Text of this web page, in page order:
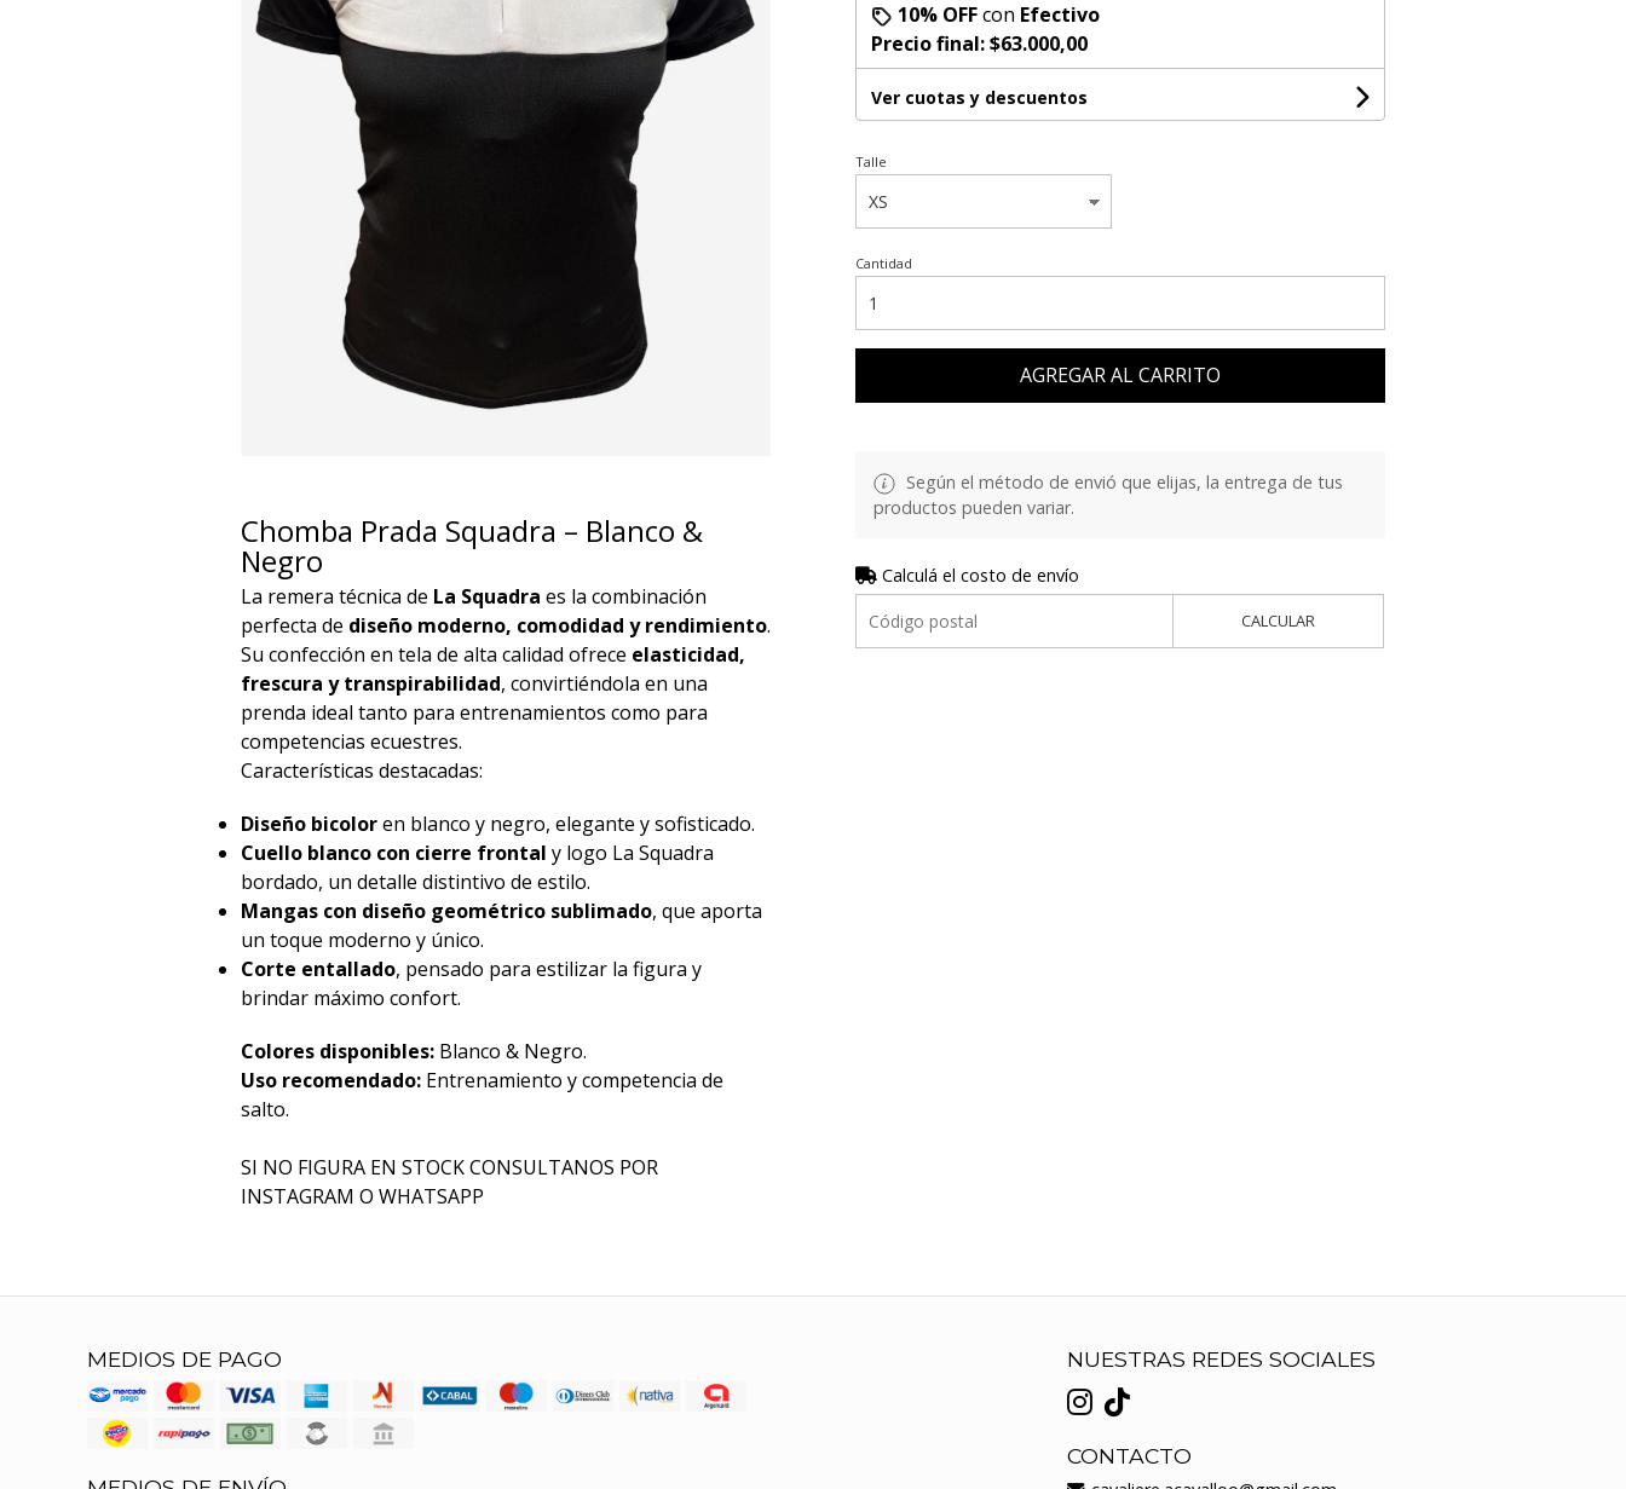
Chomba Prada Squadra – Blanco &
Negro
La remera técnica de La Squadra es la combinación
perfecta de diseño moderno, comodidad y rendimiento.
Su confección en tela de alta calidad ofrece elasticidad,
frescura y transpirabilidad, convirtiéndola en una
prenda ideal tanto para entrenamientos como para
competencias ecuestres.
Características destacadas:
Diseño bicoloren blanco y negro, elegante y sofisticado.
Cuello blanco con cierre frontal y logo La Squadra
bordado, un detalle distintivo de estilo.
Mangas con diseño geométrico sublimado, que aporta
un toque moderno y único.
Corte entallado, pensado para estilizar la figura y
brindar máximo confort.
Colores disponibles: Blanco & Negro.
Uso recomendado: Entrenamiento y competencia de
salto.
SI NO FIGURA EN STOCK CONSULTANOS POR
INSTAGRAM O WHATSAPP
10% OFFcon Efectivo
Precio final:$63.000,00
Ver cuotas y descuentos
Talle
Cantidad
AGREGAR AL CARRITO
Según el método de envió que elijas, la entrega de tus
productos pueden variar.
Calculá el costo de envío
CALCULAR
MEDIOS DE PAGO NUESTRAS REDES SOCIALES
CONTACTO